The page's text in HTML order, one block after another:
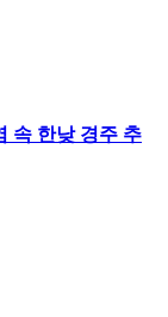
속 한낮 경주 추